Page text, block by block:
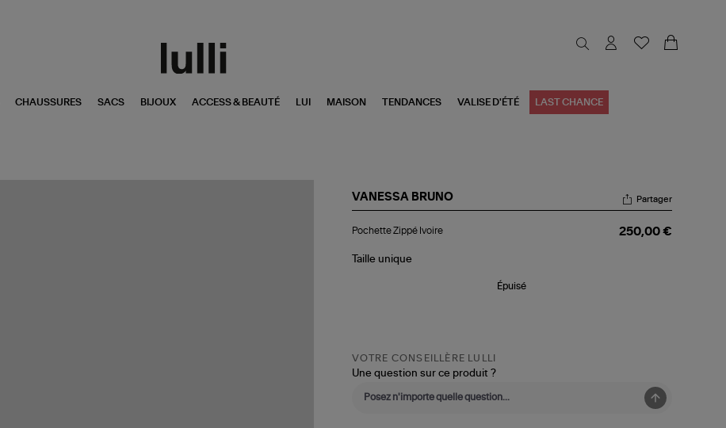
CHAUSSURES SACS BIJOUX ACCESS & BEAUTÉ LUI MAISON TENDANCES VALISE D'ÉTÉ LAST CHANCE
VANESSA BRUNO
Zippé
Partager
Pochette Zippé Ivoire 250,00 €
Taille unique
Épuisé
VOTRE CONSEILLÈRE LULLI
Une question sur ce produit ?